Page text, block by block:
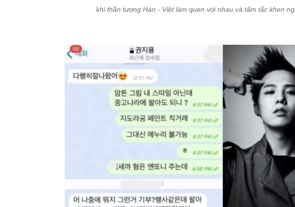
khi thần tượng Hàn - Việt làm quen với nhau và tấm tắc khen